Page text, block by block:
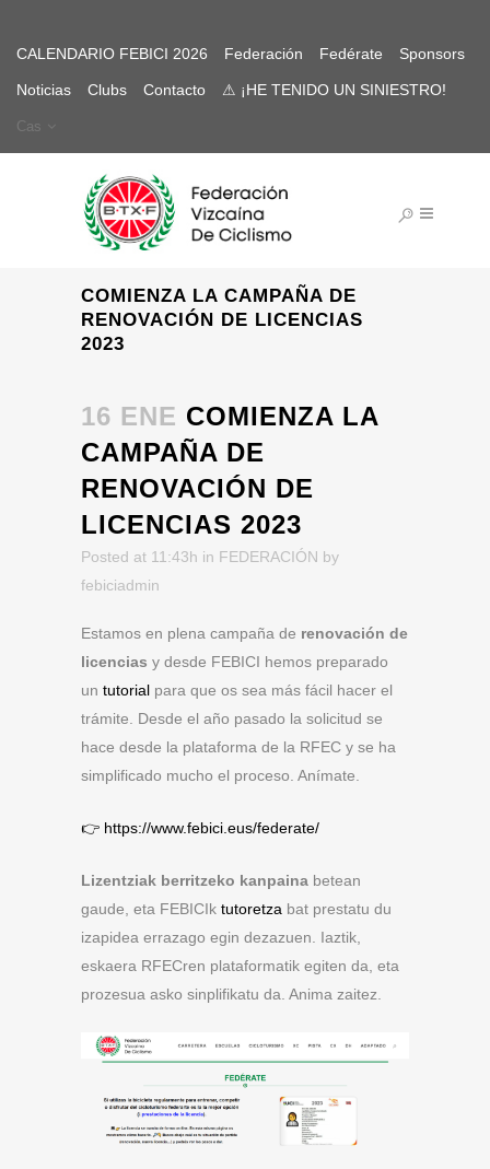
CALENDARIO FEBICI 2026 Federación Fedérate Sponsors
Noticias Clubs Contacto ⚠ ¡HE TENIDO UN SINIESTRO!
Cas
COMIENZA LA CAMPAÑA DE
RENOVACIÓN DE LICENCIAS
2023
16 ENE COMIENZA LA
CAMPAÑA DE
RENOVACIÓN DE
LICENCIAS 2023
Posted at 11:43h in FEDERACIÓN by
febiciadmin
Estamos en plena campaña de renovación de
licencias y desde FEBICI hemos preparado
un tutorial para que os sea más fácil hacer el
trámite. Desde el año pasado la solicitud se
hace desde la plataforma de la RFEC y se ha
simplificado mucho el proceso. Anímate.
👉 https://www.febici.eus/federate/
Lizentziak berritzeko kanpaina betean
gaude, eta FEBICIk tutoretza bat prestatu du
izapidea errazago egin dezazuen. Iaztik,
eskaera RFECren plataformatik egiten da, eta
prozesua asko sinplifikatu da. Anima zaitez.